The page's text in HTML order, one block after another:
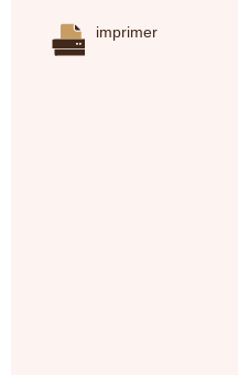
imprimer